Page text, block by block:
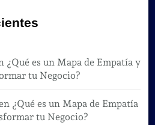
¿Qué es un Mapa de Empatía y
tu Negocio?
¿Qué es un Mapa de Empatía
tu Negocio?